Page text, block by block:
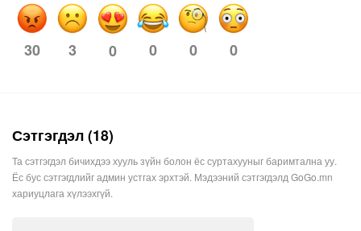
30 3 0 0 0 0
Сэтгэгдэл (18)
Та сэтгэгдэл бичихдээ хууль зүйн болон ёс суртахууныг баримтална уу.
Ёс бус сэтгэгдлийг админ устгах эрхтэй. Мэдээний сэтгэгдэлд GoGo.mn
хариуцлага хүлээхгүй.